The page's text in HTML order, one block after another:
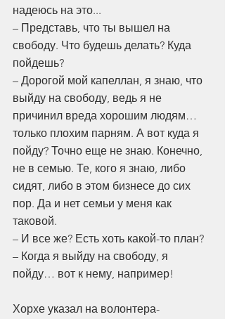
надеюсь на это...
– Представь, что ты вышел на
свободу. Что будешь делать? Куда
пойдешь?
– Дорогой мой капеллан, я знаю, что
выйду на свободу, ведь я не
причинил вреда хорошим людям…
только плохим парням. А вот куда я
пойду? Точно еще не знаю. Конечно,
не в семью. Те, кого я знаю, либо
сидят, либо в этом бизнесе до сих
пор. Да и нет семьи у меня как
таковой.
– И все же? Есть хоть какой-то план?
– Когда я выйду на свободу, я
пойду… вот к нему, например!
Хорхе указал на волонтера-